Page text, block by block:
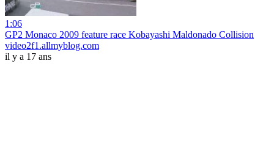
1:06
GP2 Monaco 2009 feature race Kobayashi Maldonado Collision
video2f1.allmyblog.com
il y a 17 ans